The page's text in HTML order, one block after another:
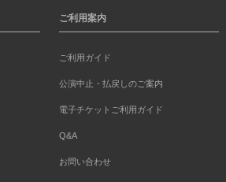
ご利用案内
ご利用ガイド
公演中止・払戻しのご案内
電子チケットご利用ガイド
Q&A
お問い合わせ